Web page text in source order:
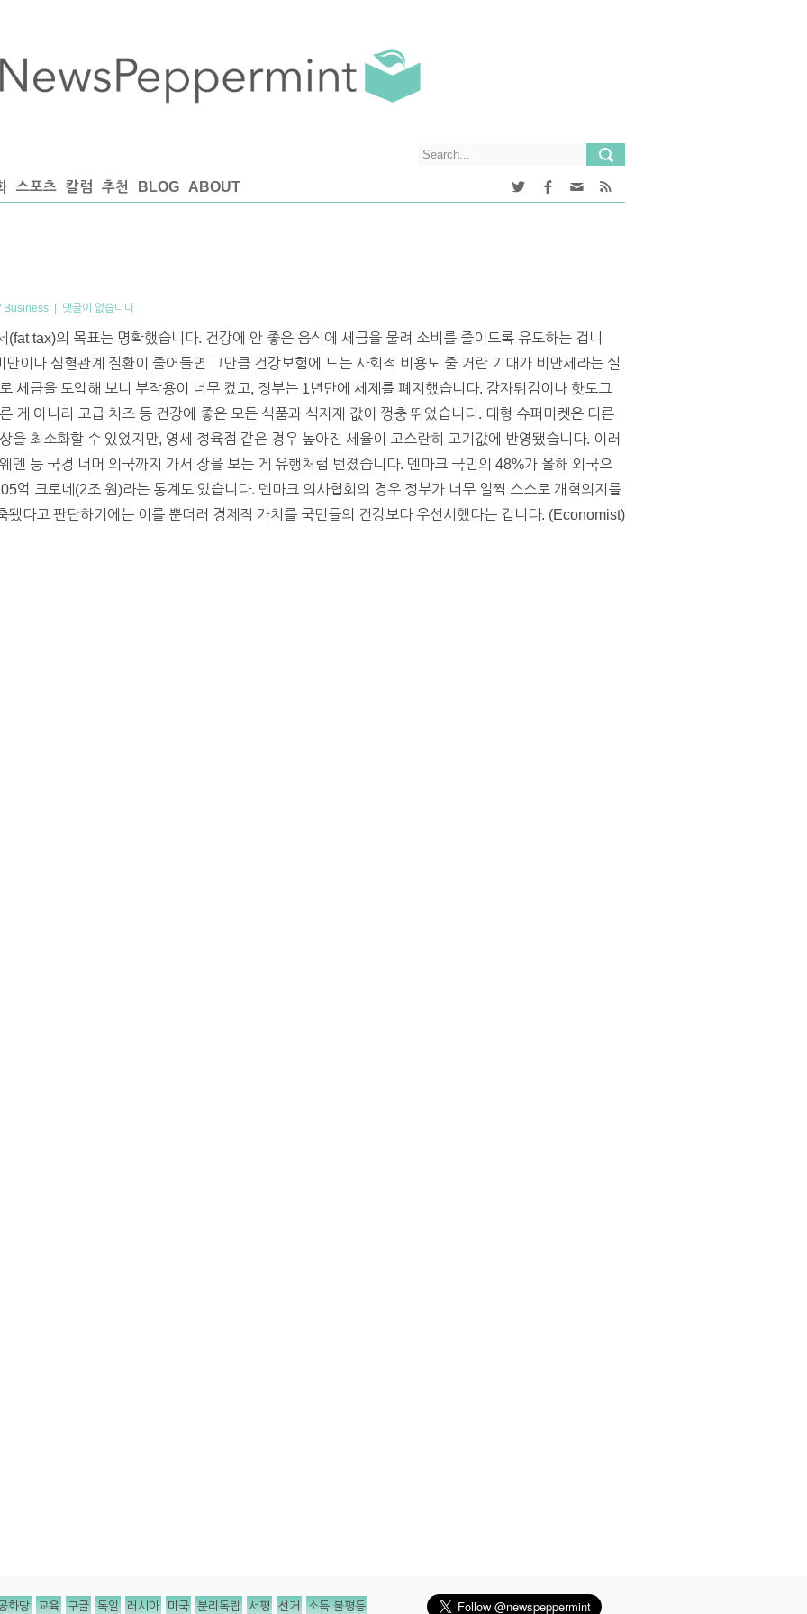
스포츠 칼럼 추천 BLOG ABOUT
Business | 댓글이 없습니다
(fat tax)의 목표는 명확했습니다. 건강에 안 좋은 음식에 세금을 물려 소비를 줄이도록 유도하는 겁니
이나 심혈관계 질환이 줄어들면 그만큼 건강보험에 드는 사회적 비용도 줄 거란 기대가 비만세라는 실
세금을 도입해 보니 부작용이 너무 컸고, 정부는 1년만에 세제를 폐지했습니다. 감자튀김이나 핫도그
게 아니라 고급 치즈 등 건강에 좋은 모든 식품과 식자재 값이 껑충 뛰었습니다. 대형 슈퍼마켓은 다른
을 최소화할 수 있었지만, 영세 정육점 같은 경우 높아진 세율이 고스란히 고기값에 반영됐습니다. 이러
덴 등 국경 너머 외국까지 가서 장을 보는 게 유행처럼 번졌습니다. 덴마크 국민의 48%가 올해 외국으
억 크로네(2조 원)라는 통계도 있습니다. 덴마크 의사협회의 경우 정부가 너무 일찍 스스로 개혁의지를
됐다고 판단하기에는 이를 뿐더러 경제적 가치를 국민들의 건강보다 우선시했다는 겁니다. (Economist)
화당 교육 구글 독일 러시아 미국 분리독립 서평 선거 소득 불평등